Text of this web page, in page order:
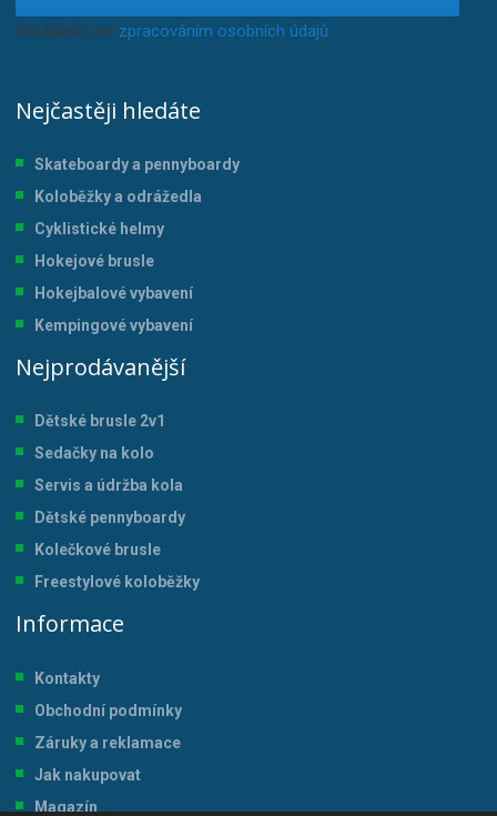
Souhlasím se zpracováním osobních údajů.
Nejčastěji hledáte
Skateboardy a pennyboardy
Koloběžky a odrážedla
Cyklistické helmy
Hokejové brusle
Hokejbalové vybavení
Kempingové vybavení
Nejprodávanější
Dětské brusle 2v1
Sedačky na kolo
Servis a údržba kola
Dětské pennyboardy
Kolečkové brusle
Freestylové koloběžky
Informace
Kontakty
Obchodní podmínky
Záruky a reklamace
Jak nakupovat
Magazín